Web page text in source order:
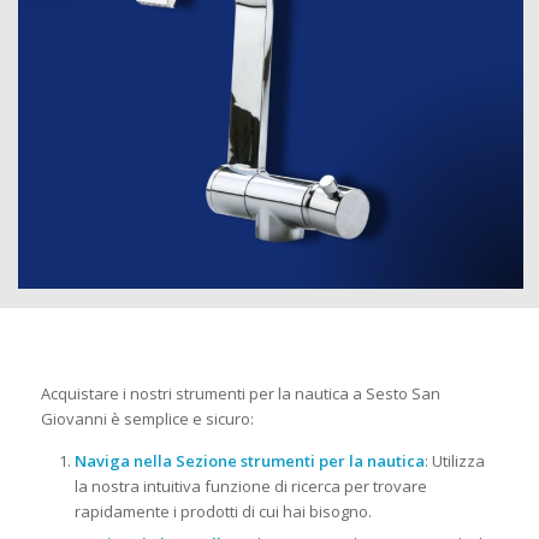
Acquistare i nostri strumenti per la nautica a Sesto San
Giovanni è semplice e sicuro:
Naviga nella Sezione strumenti per la nautica: Utilizza
la nostra intuitiva funzione di ricerca per trovare
rapidamente i prodotti di cui hai bisogno.